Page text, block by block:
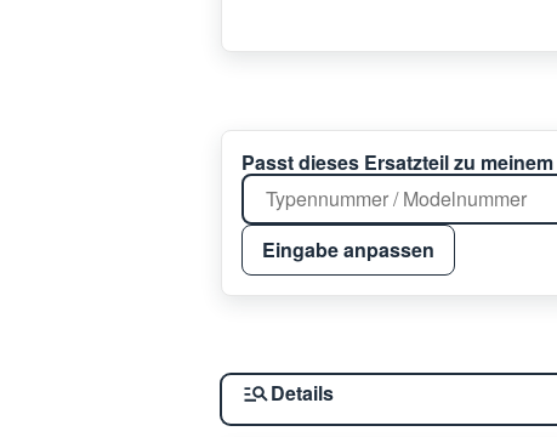
Passt dieses Ersatzteil zu
Eingabe anpassen
Details